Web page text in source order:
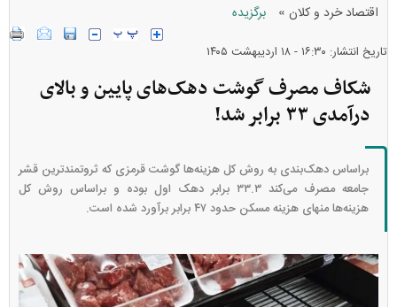
اقتصاد خرد و کلان » برگزیده
تاریخ انتشار: ۱۶:۳۰ - ۱۸ ارديبهشت ۱۴۰۵
شکاف مصرف گوشت دهک‌های پایین و بالای
درآمدی ۳۳ برابر شد!
براساس دهک‌بندی به روش کل هزینه‌ها گوشت قرمزی که ثروتمندترین قشر
جامعه مصرف می‌کند ۳۳.۳ برابر دهک اول بوده و براساس روش کل
هزینه‌ها منهای هزینه مسکن حدود ۴۷ برابر برآورد شده است.